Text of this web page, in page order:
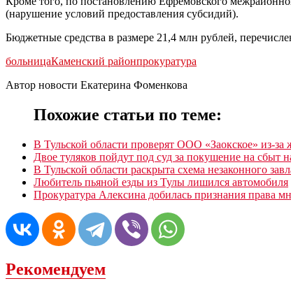
(нарушение условий предоставления субсидий).
Бюджетные средства в размере 21,4 млн рублей,
больницаКаменский районпрокуратура
Автор новости Екатерина Фоменкова
Похожие статьи по теме:
В Тульской области проверят ООО «Заокское» из-за
Двое туляков пойдут под суд за покушение на сбыт
В Тульской области раскрыта схема незаконного
Любитель пьяной езды из Тулы лишился автомобиля
Прокуратура Алексина добилась признания права
Рекомендуем